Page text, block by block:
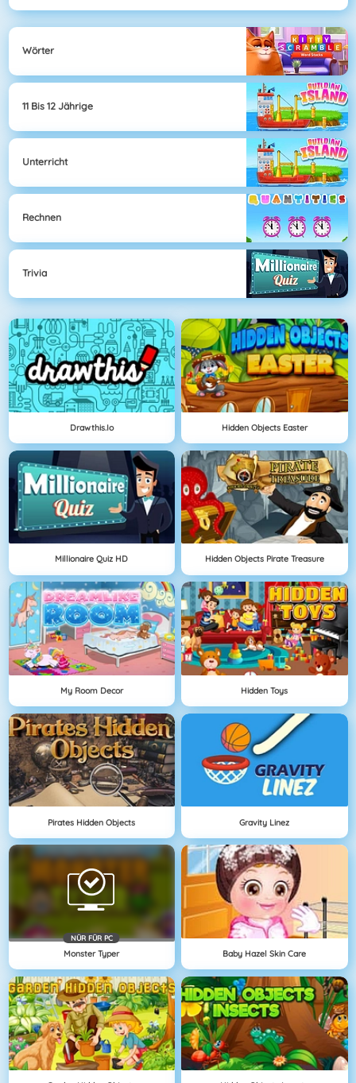
Wörter
11 Bis 12 Jährige
Unterricht
Rechnen
Trivia
Drawthis.io Hidden Objects Easter
Millionaire Quiz HD Hidden Objects Pirate Treasure
My Room Decor Hidden Toys
Pirates Hidden Objects Gravity Linez
NÜR FÜR PC
Monster Typer Baby Hazel Skin Care